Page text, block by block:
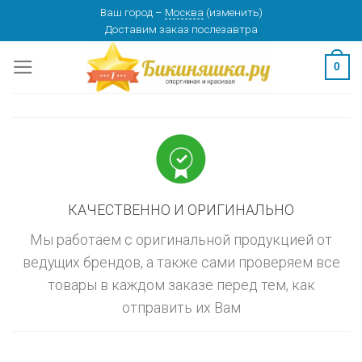
content
Ваш город – Москва (изменить)
Доставим заказ послезавтра
0
КАЧЕСТВЕННО И ОРИГИНАЛЬНО
Мы работаем с оригинальной продукцией от
ведущих брендов, а также сами проверяем все
товары в каждом заказе перед тем, как
отправить их Вам
изменить